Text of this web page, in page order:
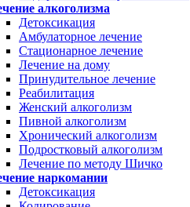
алкоголизма
Детоксикация
Амбулаторное лечение
Стационарное лечение
Лечение на дому
Принудительное лечение
Реабилитация
Женский алкоголизм
Пивной алкоголизм
Хронический алкоголизм
Подростковый алкоголизм
Лечение по методу Шичко
наркомании
Детоксикация